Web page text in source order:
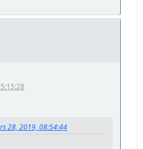
28, 2019, 08:54:44